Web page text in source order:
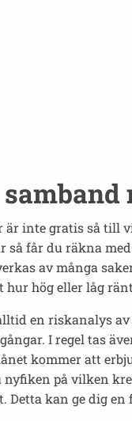
är inte gratis så till
så får du räkna
av många
hög eller låg
en riskanalys
I regel tas
kommer att
på vilken
Detta kan ge dig